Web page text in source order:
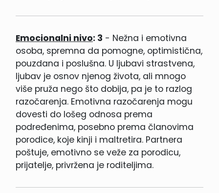
Emocionalni nivo: 3 - Nežna i emotivna
osoba, spremna da pomogne, optimistična,
pouzdana i poslušna. U ljubavi strastvena,
ljubav je osnov njenog života, ali mnogo
više pruža nego što dobija, pa je to razlog
razočarenja. Emotivna razočarenja mogu
dovesti do lošeg odnosa prema
podređenima, posebno prema članovima
porodice, koje kinji i maltretira. Partnera
poštuje, emotivno se veže za porodicu,
prijatelje, privržena je roditeljima.